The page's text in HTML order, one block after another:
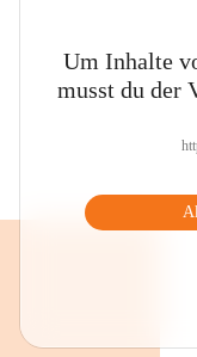
Um Inhalte
musst du der